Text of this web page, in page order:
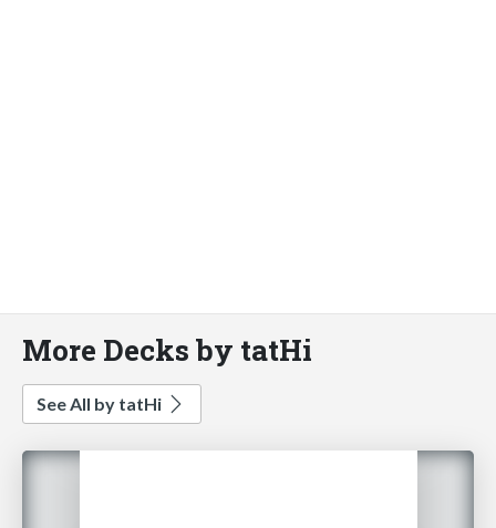
More Decks by tatHi
See All by tatHi